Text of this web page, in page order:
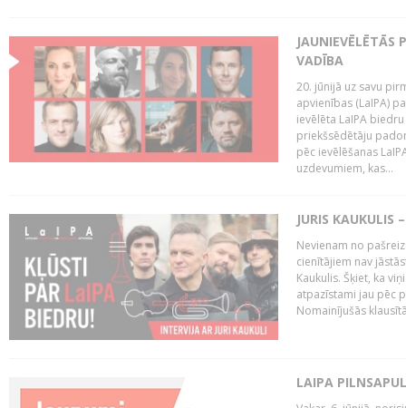
JAUNIEVĒLĒTĀS
VADĪBA
20. jūnijā uz savu
apvienības (LaIPA)
ievēlēta LaIPA
priekšsēdētāju
pēc ievēlēšanas
uzdevumiem, kas...
JURIS KAUKULIS
Nevienam no
cienītājiem nav
Kaukulis. Šķiet, ka
atpazīstami jau pēc
Nomainījušās
LAIPA